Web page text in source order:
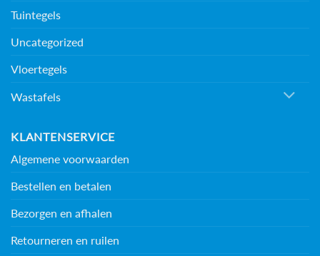
Tuintegels
Uncategorized
Vloertegels
Wastafels
KLANTENSERVICE
Algemene voorwaarden
Bestellen en betalen
Bezorgen en afhalen
Retourneren en ruilen